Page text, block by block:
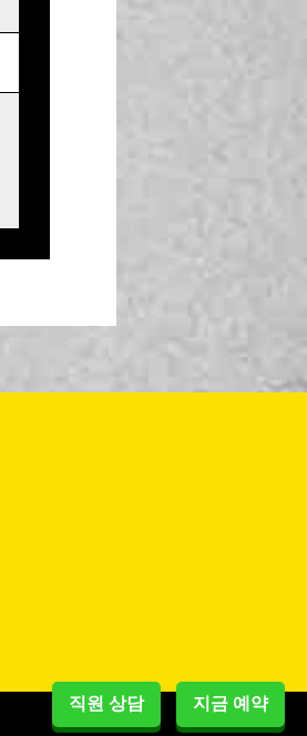
직원 상담 지금 예약